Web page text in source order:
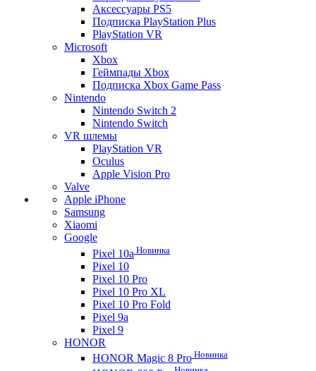
Аксессуары PS5
Подписка PlayStation Plus
PlayStation VR
Microsoft
Xbox
Геймпады Xbox
Подписка Xbox Game Pass
Nintendo
Nintendo Switch 2
Nintendo Switch
VR шлемы
PlayStation VR
Oculus
Apple Vision Pro
Valve
Apple iPhone
Samsung
Xiaomi
Google
Pixel 10a Новинка
Pixel 10
Pixel 10 Pro
Pixel 10 Pro XL
Pixel 10 Pro Fold
Pixel 9a
Pixel 9
HONOR
HONOR Magic 8 Pro Новинка